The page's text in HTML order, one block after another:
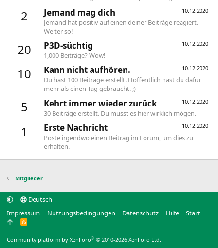
2 10.12.2020
Jemand mag dich
Jemand hat positiv auf einen deiner Beiträge reagiert.
Weiter so!
20 10.12.2020
P3D-süchtig
1,000 Beiträge? Wow!
10 10.12.2020
Kann nicht aufhören.
Du hast 100 Beiträge erstellt. Hoffentlich hast du dafür
mehr als einen Tag gebraucht. ;)
5 10.12.2020
Kehrt immer wieder zurück
30 Beiträge erstellt. Du musst es hier wirklich mögen.
1 10.12.2020
Erste Nachricht
Poste irgendwo einen Beitrag im Forum, um dies zu
erhalten.
Mitglieder
Deutsch
Impressum
Nutzungsbedingungen Datenschutz Hilfe Start
R
Community platform by XenForo® © 2010-2026 XenForo Ltd.